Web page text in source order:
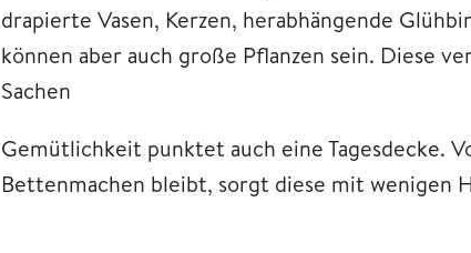
drapierte Vasen, Kerzen, herabhängende
können aber auch große Pflanzen sein. Diese
Sachen
Gemütlichkeit punktet auch eine Tagesdecke.
Bettenmachen bleibt, sorgt diese mit wenigen